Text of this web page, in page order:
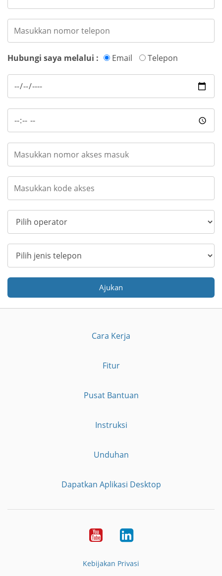
Hubungi saya melalui : Email Telepon
Ajukan
Cara Kerja
Fitur
Pusat Bantuan
Instruksi
Unduhan
Dapatkan Aplikasi Desktop
YouTubeLinkedIn
Kebijakan Privasi